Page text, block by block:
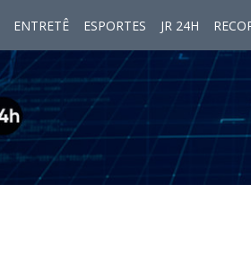
ENTRETÊ ESPORTES JR 24H